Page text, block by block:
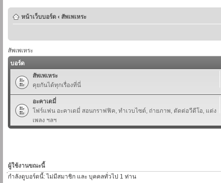
หน้าเว็บบอร์ด ‹ สัพเพเหระ
สัพเพเหระ
บอร์ด
สัพเพเหระ
คุยกันได้ทุกเรื่องที่นี่
อะคาเดมี่
โฟร์แฟน อะคาเดมี่ สอนกราฟฟิค, ทำเวบไซต์, ถ่ายภาพ, ตัดต่อวีดีโอ, แต่ง
เพลง ฯลฯ
ผู้ใช้งานขณะนี้
่กำลังดูบอร์ดนี้: ไม่มีสมาชิก และ บุคคลทั่วไป 1 ท่าน